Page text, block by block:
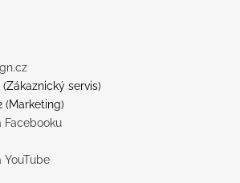
(Zákaznický servis)
(Marketing)
Facebooku
YouTube